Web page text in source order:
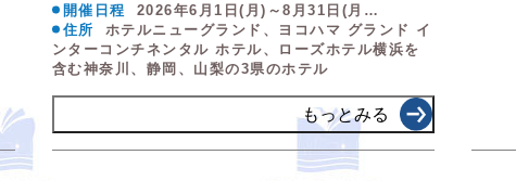
開催日程
2026年6月1日(月)～8月31日(月…
住所
ホテルニューグランド、ヨコハマ グランド イ
ンターコンチネンタル ホテル、ローズホテル横浜を
含む神奈川、静岡、山梨の3県のホテル
もっとみる